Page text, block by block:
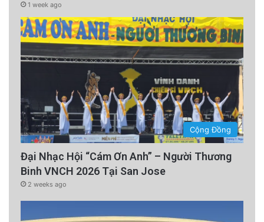
1 week ago
Cộng Đồng
Đại Nhạc Hội “Cám Ơn Anh” – Người Thương
Binh VNCH 2026 Tại San Jose
2 weeks ago